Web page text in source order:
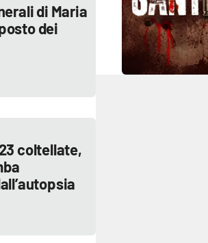
di Maria
dei
coltellate,